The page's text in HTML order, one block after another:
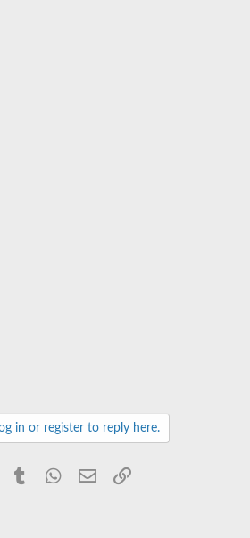
in or register to reply here.
PinterestTumblr WhatsApp
Email